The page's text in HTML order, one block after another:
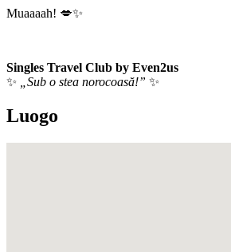
Muaaaah! 💋✨
Singles Travel Club by Even2us
✨ „Sub o stea norocoasă!” ✨
Luogo